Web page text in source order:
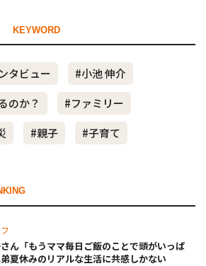
KEYWORD
タビュー
#小池 伸介
のか？
#ファミリー
#親子 #子育て
ん「もうママ毎日ご飯のことで頭がいっぱ
夏休みのリアルな生活に共感しかない